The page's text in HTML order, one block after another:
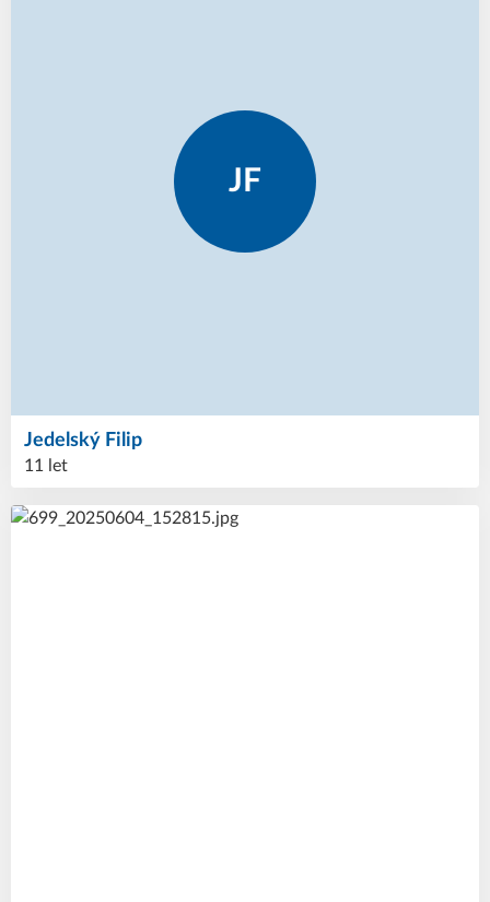
JF
Filip
Jedelský
11 let